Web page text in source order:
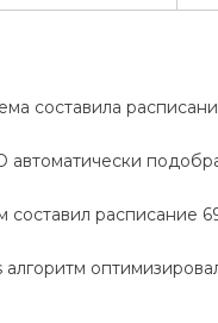
составила
составил расписание